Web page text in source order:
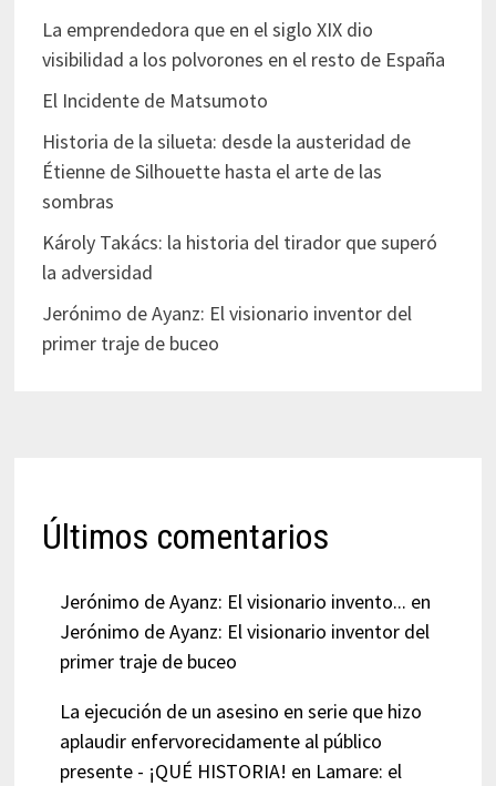
La emprendedora que en el siglo XIX dio
visibilidad a los polvorones en el resto de España
El Incidente de Matsumoto
Historia de la silueta: desde la austeridad de
Étienne de Silhouette hasta el arte de las
sombras
Károly Takács: la historia del tirador que superó
la adversidad
Jerónimo de Ayanz: El visionario inventor del
primer traje de buceo
Últimos comentarios
Jerónimo de Ayanz: El visionario invento... en
Jerónimo de Ayanz: El visionario inventor del
primer traje de buceo
La ejecución de un asesino en serie que hizo
aplaudir enfervorecidamente al público
presente - ¡QUÉ HISTORIA! en Lamare: el